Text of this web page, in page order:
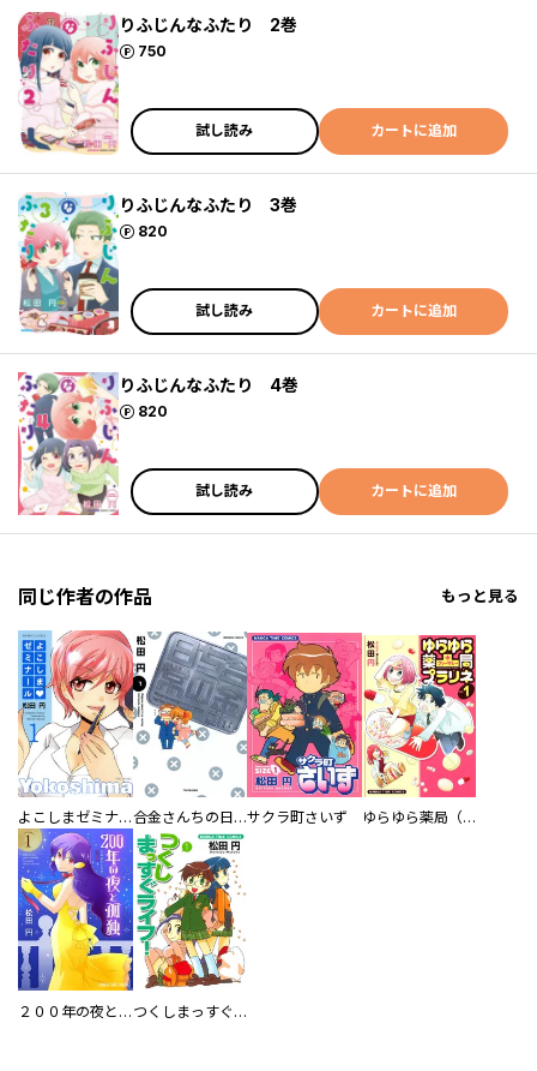
りふじんなふたり 2巻
750
ポイント
試し読み カートに追加
りふじんなふたり 3巻
820
ポイント
試し読み カートに追加
りふじんなふたり 4巻
820
ポイント
試し読み カートに追加
同じ作者の作品 もっと見る
よこしまゼミナール 合金さんちの日常サクラ町さいず ゆらゆら薬局（ファーマシー）プラリネ
２００年の夜と孤独～おひとりさま吸血鬼～ つくしまっすぐライフ！